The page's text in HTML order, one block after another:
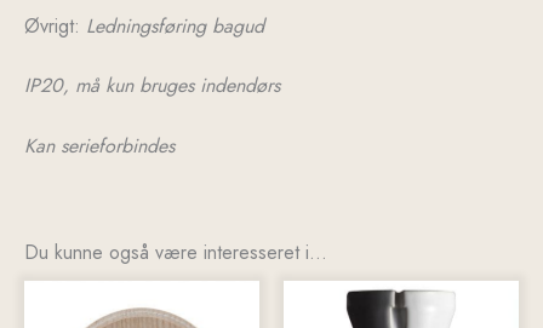
Øvrigt: Ledningsføring bagud
IP20, må kun bruges indendørs
Kan serieforbindes
Du kunne også være interesseret i…